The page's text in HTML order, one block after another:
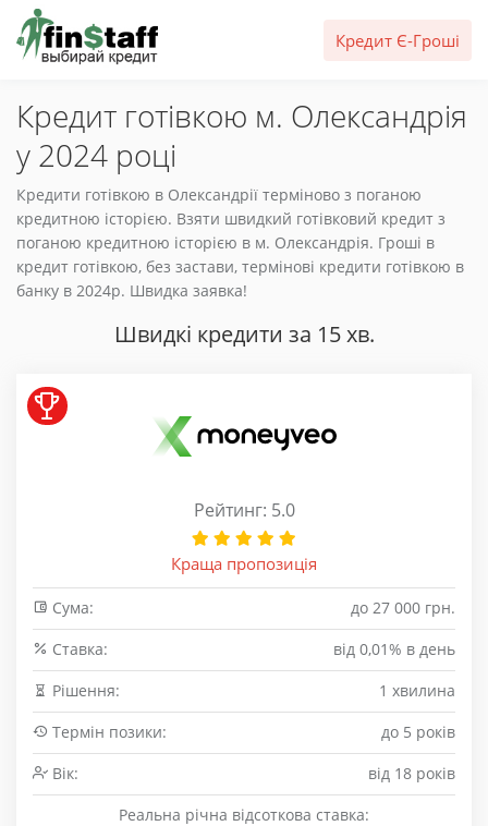
Кредит Є-Гроші
Кредит готівкою м. Олександрія
у 2024 році
Кредити готівкою в Олександрії терміново з поганою
кредитною історією. Взяти швидкий готівковий кредит з
поганою кредитною історією в м. Олександрія. Гроші в
кредит готівкою, без застави, термінові кредити готівкою в
банку в 2024р. Швидка заявка!
Швидкі кредити за 15 хв.
Рейтинг: 5.0
Краща пропозиція
Сума:
до 27 000 грн.
Cтавка:
від 0,01% в день
Рішення:
1 хвилина
Термін позики:
до 5 років
Вік:
від 18 років
Реальна річна відсоткова ставка: